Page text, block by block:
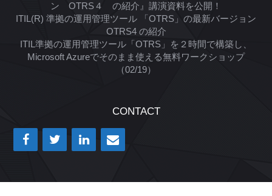
ン OTRS４ の紹介』講演資料を公開！
ITIL(R) 準拠の運用管理ツール 「OTRS」の最新バージョン
OTRS4 の紹介
ITIL準拠の運用管理ツール「OTRS」を２時間で構築し、
Microsoft Azureでそのまま使える無料ワークショップ
（02/19）
CONTACT